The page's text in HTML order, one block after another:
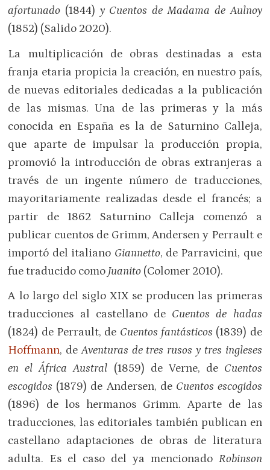
afortunado (1844) y Cuentos de Madama de Aulnoy
(1852) (Salido 2020).
La multiplicación de obras destinadas a esta
franja etaria propicia la creación, en nuestro país,
de nuevas editoriales dedicadas a la publicación
de las mismas. Una de las primeras y la más
conocida en España es la de Saturnino Calleja,
que aparte de impulsar la producción propia,
promovió la introducción de obras extranjeras a
través de un ingente número de traducciones,
mayoritariamente realizadas desde el francés; a
partir de 1862 Saturnino Calleja comenzó a
publicar cuentos de Grimm, Andersen y Perrault e
importó del italiano Giannetto, de Parravicini, que
fue traducido como Juanito (Colomer 2010).
A lo largo del siglo XIX se producen las primeras
traducciones al castellano de Cuentos de hadas
(1824) de Perrault, de Cuentos fantásticos (1839) de
Hoffmann, deAventuras de tres rusos y tres ingleses
en el África Austral (1859) de Verne, de Cuentos
escogidos (1879) de Andersen, de Cuentos escogidos
(1896) de los hermanos Grimm. Aparte de las
traducciones, las editoriales también publican en
castellano adaptaciones de obras de literatura
adulta. Es el caso del ya mencionado Robinson